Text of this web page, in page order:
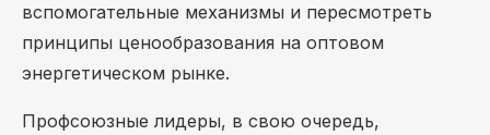
вспомогательные механизмы и пересмотреть
принципы ценообразования на оптовом
энергетическом рынке.
Профсоюзные лидеры, в свою очередь,